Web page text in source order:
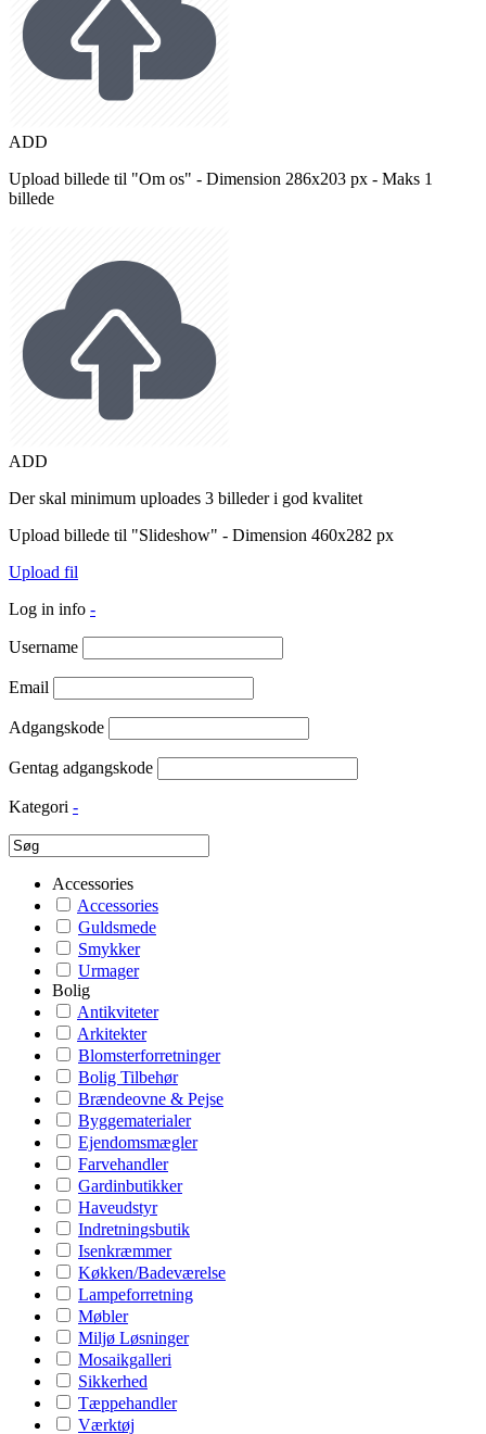
ADD
Upload billede til "Om os" - Dimension 286x203 px - Maks 1
billede
ADD
Der skal minimum uploades 3 billeder i god kvalitet
Upload billede til "Slideshow" - Dimension 460x282 px
Upload fil
Log in info -
Username
Email
Adgangskode
Gentag adgangskode
Kategori -
Accessories
Accessories
Guldsmede
Smykker
Urmager
Bolig
Antikviteter
Arkitekter
Blomsterforretninger
Bolig Tilbehør
Brændeovne & Pejse
Byggematerialer
Ejendomsmægler
Farvehandler
Gardinbutikker
Haveudstyr
Indretningsbutik
Isenkræmmer
Køkken/Badeværelse
Lampeforretning
Møbler
Miljø Løsninger
Mosaikgalleri
Sikkerhed
Tæppehandler
Værktøj